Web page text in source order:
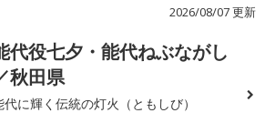
2026/08/07 更新
代役七夕・能代ねぶながし
秋田県
代に輝く伝統の灯火（ともしび）